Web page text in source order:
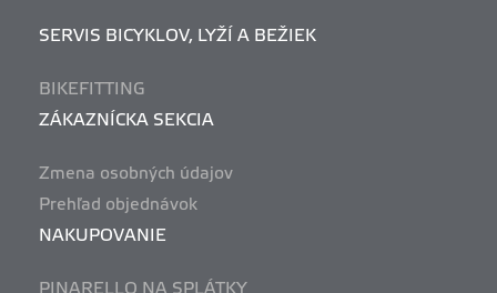
SERVIS BICYKLOV, LYŽÍ A BEŽIEK
BIKEFITTING
ZÁKAZNÍCKA SEKCIA
Zmena osobných údajov
Prehľad objednávok
NAKUPOVANIE
PINARELLO NA SPLÁTKY